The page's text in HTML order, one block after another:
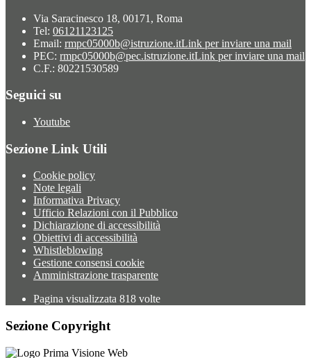
Via Saracinesco 18, 00171, Roma
Tel: 06121123125
Email: rmpc05000b@istruzione.itLink per inviare una mail
PEC: rmpc05000b@pec.istruzione.itLink per inviare una mail
C.F.: 80221530589
Seguici su
Youtube
Sezione Link Utili
Cookie policy
Note legali
Informativa Privacy
Ufficio Relazioni con il Pubblico
Dichiarazione di accessibilità
Obiettivi di accessibilità
Whistleblowing
Gestione consensi cookie
Amministrazione trasparente
Pagina visualizzata 818 volte
Sezione Copyright